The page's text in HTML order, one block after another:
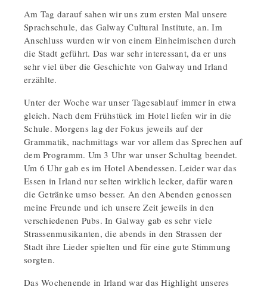
Am Tag darauf sahen wir uns zum ersten Mal unsere
Sprachschule, das Galway Cultural Institute, an. Im
Anschluss wurden wir von einem Einheimischen durch
die Stadt geführt. Das war sehr interessant, da er uns
sehr viel über die Geschichte von Galway und Irland
erzählte.
Unter der Woche war unser Tagesablauf immer in etwa
gleich. Nach dem Frühstück im Hotel liefen wir in die
Schule. Morgens lag der Fokus jeweils auf der
Grammatik, nachmittags war vor allem das Sprechen auf
dem Programm. Um 3 Uhr war unser Schultag beendet.
Um 6 Uhr gab es im Hotel Abendessen. Leider war das
Essen in Irland nur selten wirklich lecker, dafür waren
die Getränke umso besser. An den Abenden genossen
meine Freunde und ich unsere Zeit jeweils in den
verschiedenen Pubs. In Galway gab es sehr viele
Strassenmusikanten, die abends in den Strassen der
Stadt ihre Lieder spielten und für eine gute Stimmung
sorgten.
Das Wochenende in Irland war das Highlight unseres